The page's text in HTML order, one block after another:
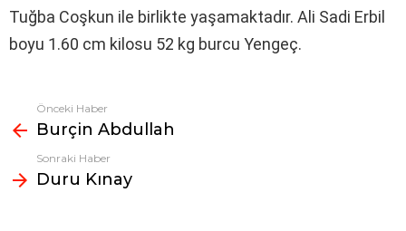
Tuğba Coşkun ile birlikte yaşamaktadır. Ali Sadi Erbil
boyu 1.60 cm kilosu 52 kg burcu Yengeç.
Fazlasına
bak
Önceki Haber
Burçin Abdullah
Sonraki Haber
Duru Kınay